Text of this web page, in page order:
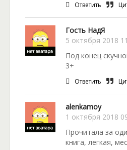
Ответить
Гость НадЯ
5 октября 2018
Под конец
3+
Ответить
alenkamoy
1 октября 2018
Прочитала за
книга, легкая,